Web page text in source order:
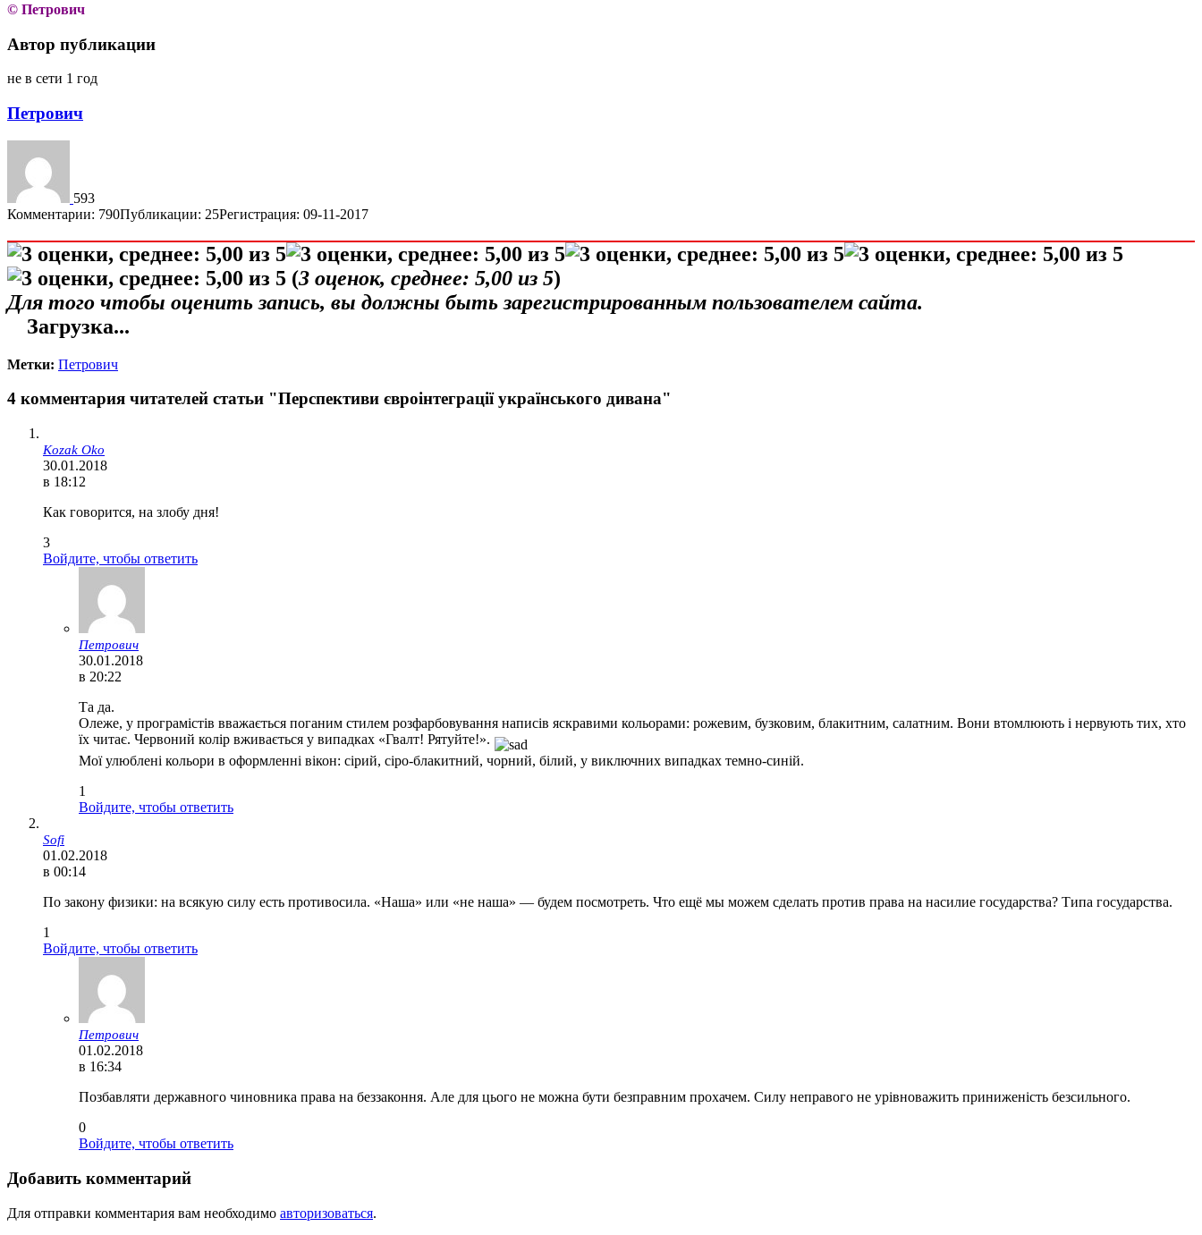
© Петрович
Автор публикации
не в сети 1 год
Петрович
593
Комментарии: 790Публикации: 25Регистрация: 09-11-2017
(3 оценок, среднее: 5,00 из 5)
Для того чтобы оценить запись, вы должны быть зарегистрированным пользователем сайта.
Загрузка...
Метки: Петрович
4 комментария читателей статьи "Перспективи євроінтеграції українського дивана"
Kozak Oko
30.01.2018
в 18:12
Как говорится, на злобу дня!
3
Войдите, чтобы ответить
Петрович
30.01.2018
в 20:22
Та да.
Олеже, у програмістів вважається поганим стилем розфарбовування написів яскравими кольорами: рожевим, бузковим, блакитним, салатним. Вони втомлюють і нервують тих, хто
їх читає. Червоний колір вживається у випадках «Гвалт! Рятуйте!».
Мої улюблені кольори в оформленні вікон: сірий, сіро-блакитний, чорний, білий, у виключних випадках темно-синій.
1
Войдите, чтобы ответить
Sofi
01.02.2018
в 00:14
По закону физики: на всякую силу есть противосила. «Наша» или «не наша» — будем посмотреть. Что ещё мы можем сделать против права на насилие государства? Типа государства.
1
Войдите, чтобы ответить
Петрович
01.02.2018
в 16:34
Позбавляти державного чиновника права на беззаконня. Але для цього не можна бути безправним прохачем. Силу неправого не урівноважить приниженість безсильного.
0
Войдите, чтобы ответить
Добавить комментарий
Для отправки комментария вам необходимо авторизоваться.